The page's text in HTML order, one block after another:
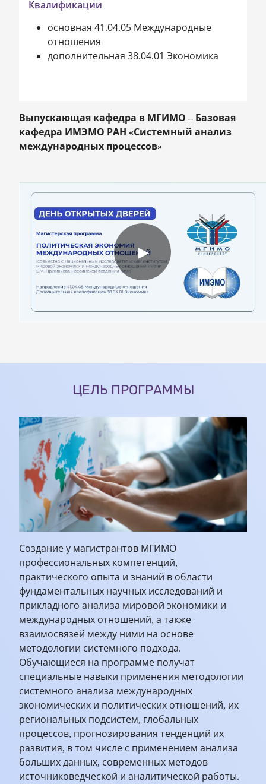
Квалификации
основная 41.04.05 Международные
отношения
дополнительная 38.04.01 Экономика
Выпускающая кафедра в МГИМО – Базовая
кафедра ИМЭМО РАН «Системный анализ
международных процессов»
ЦЕЛЬ ПРОГРАММЫ
Создание у магистрантов МГИМО
профессиональных компетенций,
практического опыта и знаний в области
фундаментальных научных исследований и
прикладного анализа мировой экономики и
международных отношений, а также
взаимосвязей между ними на основе
методологии системного подхода.
Обучающиеся на программе получат
специальные навыки применения методологии
системного анализа международных
экономических и политических отношений, их
региональных подсистем, глобальных
процессов, прогнозирования тенденций их
развития, в том числе с применением анализа
больших данных, современных методов
источниковедческой и аналитической работы.